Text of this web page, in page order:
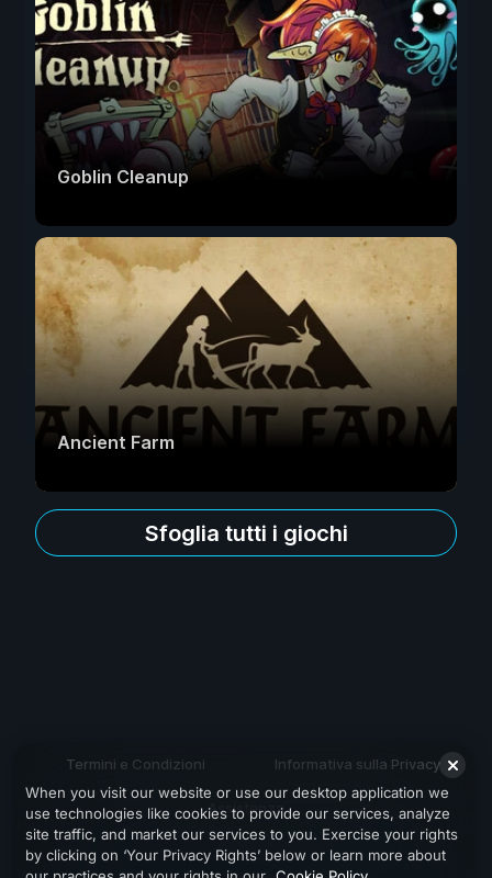
Goblin Cleanup
Ancient Farm
Sfoglia tutti i giochi
Termini e Condizioni Informativa sulla Privacy
Assistenza
When you visit our website or use our desktop application we
use technologies like cookies to provide our services, analyze
site traffic, and market our services to you. Exercise your rights
by clicking on ‘Your Privacy Rights’ below or learn more about